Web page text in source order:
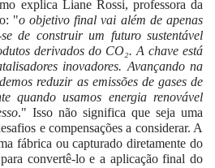
explica Liane Rossi, professora da
"o objetivo final vai além de apenas
de construir um futuro sustentável
derivados do CO₂. A chave está
inovadores. Avançando na
reduzir as emissões de gases de
quando usamos energia renovável
." Isso não significa que seja uma
e compensações a considerar. A
fábrica ou capturado diretamente do
convertê-lo e a aplicação final do